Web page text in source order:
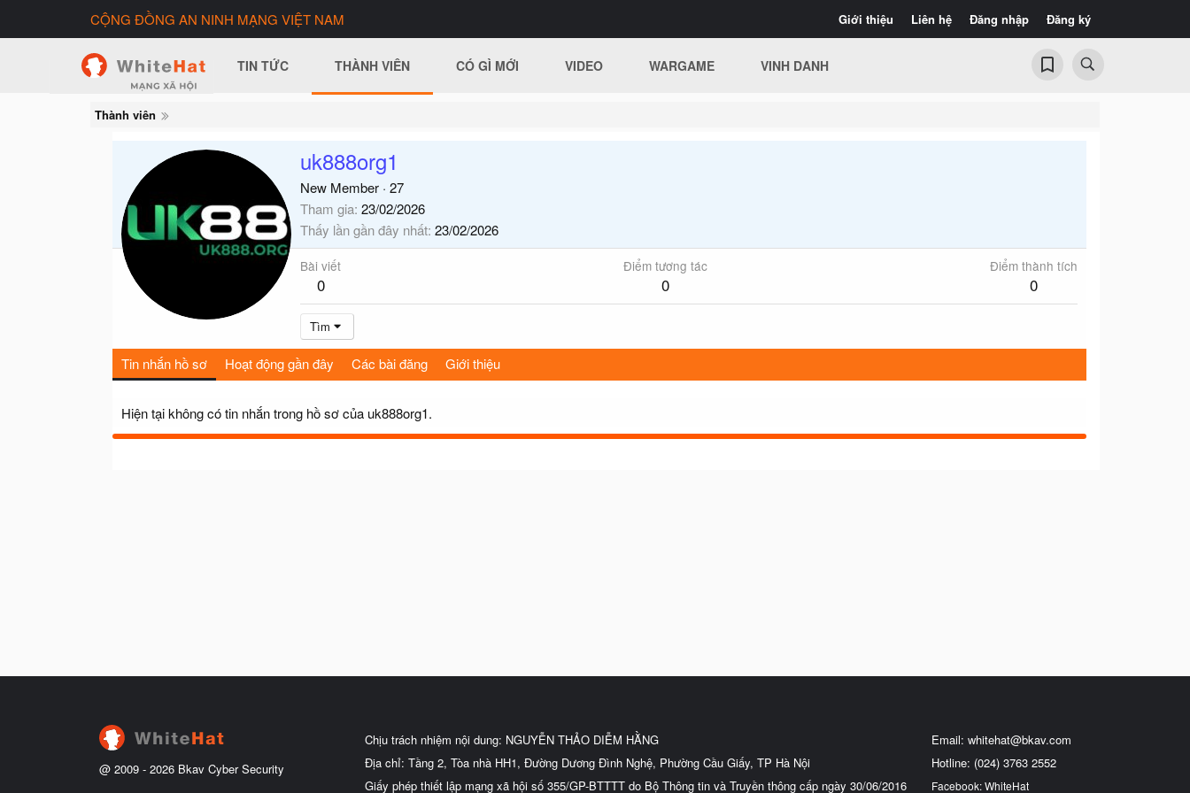
Giới thiệu Liên hệ Đăng nhập Đăng ký
CỘNG ĐỒNG AN NINH MẠNG VIỆT NAM
TIN TỨC THÀNH VIÊN CÓ GÌ MỚI VIDEO WARGAME VINH DANH
Thành viên
uk888org1
New Member · 27
Tham gia 23/02/2026
Thấy lần gần đây nhất 23/02/2026
Bài viết
0
Điểm tương tác
0
Điểm thành tích
0
Tìm
Tin nhắn hồ sơ Hoạt động gần đây Các bài đăng Giới thiệu
Hiện tại không có tin nhắn trong hồ sơ của uk888org1.
@ 2009 - 2026 Bkav Cyber Security
Chịu trách nhiệm nội dung: NGUYỄN THẢO DIỄM HẰNG
Địa chỉ: Tầng 2, Tòa nhà HH1, Đường Dương Đình Nghệ, Phường Cầu Giấy, TP Hà Nội
Giấy phép thiết lập mạng xã hội số 355/GP-BTTTT do Bộ Thông tin và Truyền thông cấp ngày 30/06/2016
Email: whitehat@bkav.com
Hotline: (024) 3763 2552
Facebook: WhiteHat